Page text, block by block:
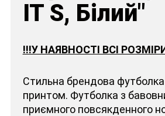
IT S, Білий"
!!!У НАЯВНОСТІ ВСІ
Стильна брендова футболка
принтом. Футболка з
приємного повсякденного